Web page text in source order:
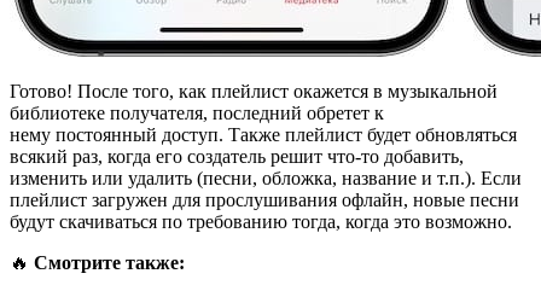
Готово! После того, как плейлист окажется в музыкальной
библиотеке получателя, последний обретет к
нему постоянный доступ. Также плейлист будет обновляться
всякий раз, когда его создатель решит что-то добавить,
изменить или удалить (песни, обложка, название и т.п.). Если
плейлист загружен для прослушивания офлайн, новые песни
будут скачиваться по требованию тогда, когда это возможно.
🔥 Смотрите также: